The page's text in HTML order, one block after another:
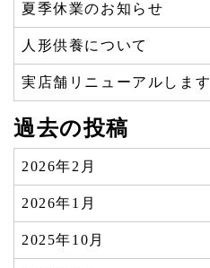
夏季休業のお知らせ
人形供養について
実店舗リニューアルします
過去の投稿
2026年2月
2026年1月
2025年10月